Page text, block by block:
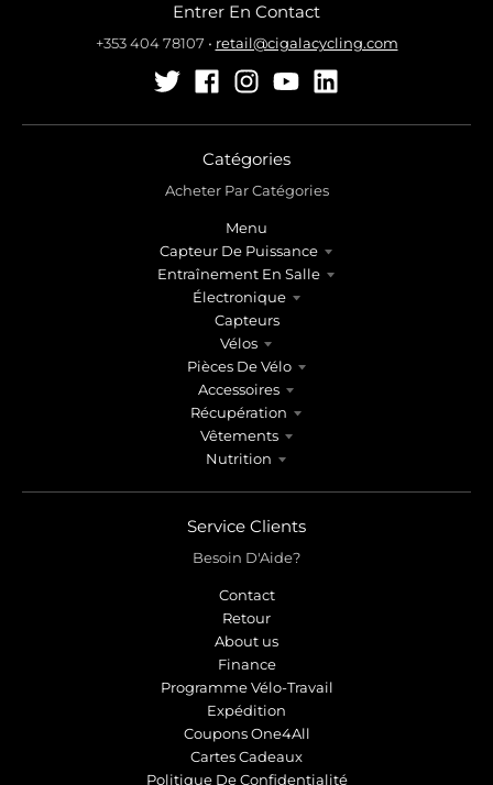
Entrer En Contact
+353 404 78107 • retail@cigalacycling.com
Catégories
Acheter Par Catégories
Menu
Capteur De Puissance
Entraînement En Salle
Électronique
Capteurs
Vélos
Pièces De Vélo
Accessoires
Récupération
Vêtements
Nutrition
Service Clients
Besoin D'Aide?
Contact
Retour
About us
Finance
Programme Vélo-Travail
Expédition
Coupons One4All
Cartes Cadeaux
Politique De Confidentialité